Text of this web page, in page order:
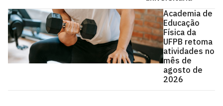
Academia de
Educação
Física da
UFPB retoma
atividades no
mês de
agosto de
2026